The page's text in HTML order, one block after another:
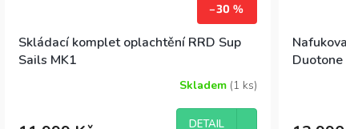
–30 %
Skládací komplet oplachtění RRD Sup
Sails MK1
Skladem (1 ks)
DETAIL